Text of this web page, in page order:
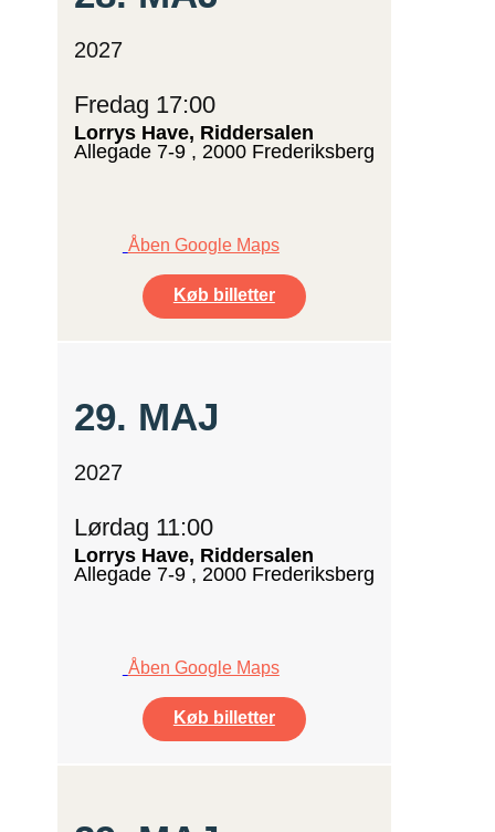
2027
Fredag 17:00
Lorrys Have, Riddersalen
Allegade 7-9 , 2000 Frederiksberg
Åben Google Maps
Køb billetter
29. MAJ
2027
Lørdag 11:00
Lorrys Have, Riddersalen
Allegade 7-9 , 2000 Frederiksberg
Åben Google Maps
Køb billetter